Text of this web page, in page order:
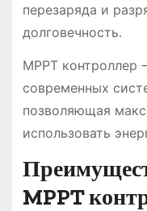
перезаряда и
долговечность․
MPPT контроллер
современных
позволяющая
использовать
MPPT